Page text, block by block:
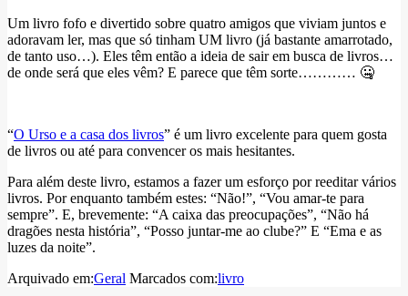
Um livro fofo e divertido sobre quatro amigos que viviam juntos e
adoravam ler, mas que só tinham UM livro (já bastante amarrotado,
de tanto uso…). Eles têm então a ideia de sair em busca de livros…
de onde será que eles vêm? E parece que têm sorte………… 🤐
“O Urso e a casa dos livros” é um livro excelente para quem gosta
de livros ou até para convencer os mais hesitantes.
Para além deste livro, estamos a fazer um esforço por reeditar vários
livros. Por enquanto também estes: “Não!”, “Vou amar-te para
sempre”. E, brevemente: “A caixa das preocupações”, “Não há
dragões nesta história”, “Posso juntar-me ao clube?” E “Ema e as
luzes da noite”.
Arquivado em:Geral Marcados com:livro